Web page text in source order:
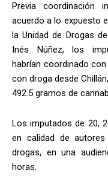
Previa coordinación
acuerdo a lo expuesto
la Unidad de Drogas
Inés Núñez, los
habrían coordinado
con droga desde
492.5 gramos de
Los imputados de 20,
en calidad de
drogas, en una
horas.